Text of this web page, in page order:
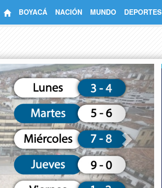
BOYACÁ NACIÓN MUNDO DEPORTES
Next